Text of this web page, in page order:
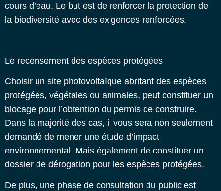
cours d’eau. Le but est de renforcer la protection de
la biodiversité avec des exigences renforcées.
Le recensement des espèces protégées
Choisir un site photovoltaïque abritant des espèces
protégées, végétales ou animales, peut constituer un
blocage pour l’obtention du permis de construire.
Dans la majorité des cas, il vous sera non seulement
demandé de mener une étude d’impact
environnemental. Mais également de constituer un
dossier de dérogation pour les espèces protégées.
De plus, une phase de consultation du public est